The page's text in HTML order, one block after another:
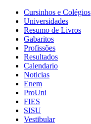
Cursinhos e Colégios
Universidades
Resumo de Livros
Gabaritos
Profissões
Resultados
Calendario
Noticias
Enem
ProUni
FIES
SISU
Vestibular